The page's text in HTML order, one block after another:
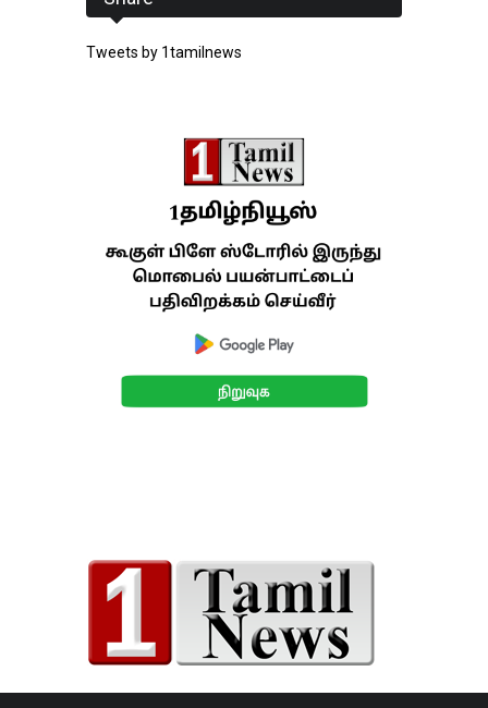
Tweets by 1tamilnews